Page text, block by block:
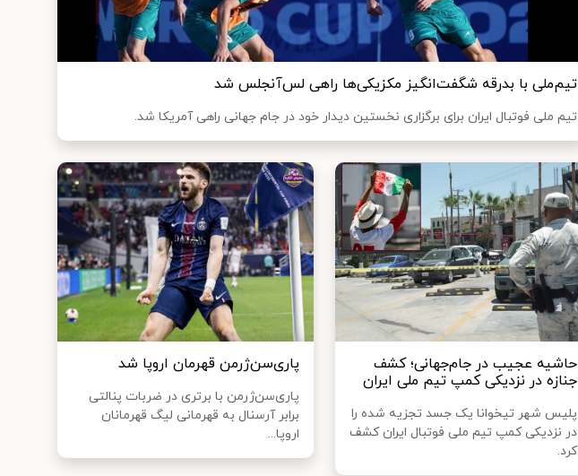
تیم‌ملی با بدرقه شگفت‌انگیز مکزیکی‌ها راهی لس‌آنجلس شد
تیم ملی فوتبال ایران برای برگزاری نخستین دیدار خود در جام جهانی راهی آمریکا شد.
حاشیه عجیب در جام‌جهانی؛ کشف
جنازه در نزدیکی کمپ تیم ملی ایران
پلیس شهر تیخوانا یک جسد تجزیه شده را
در نزدیکی کمپ تیم ملی فوتبال ایران کشف
کرد.
پاری‌سن‌ژرمن قهرمان اروپا شد
پاری‌سن‌ژرمن با برتری در ضربات پنالتی
برابر آرسنال به قهرمانی لیگ قهرمانان
اروپا...